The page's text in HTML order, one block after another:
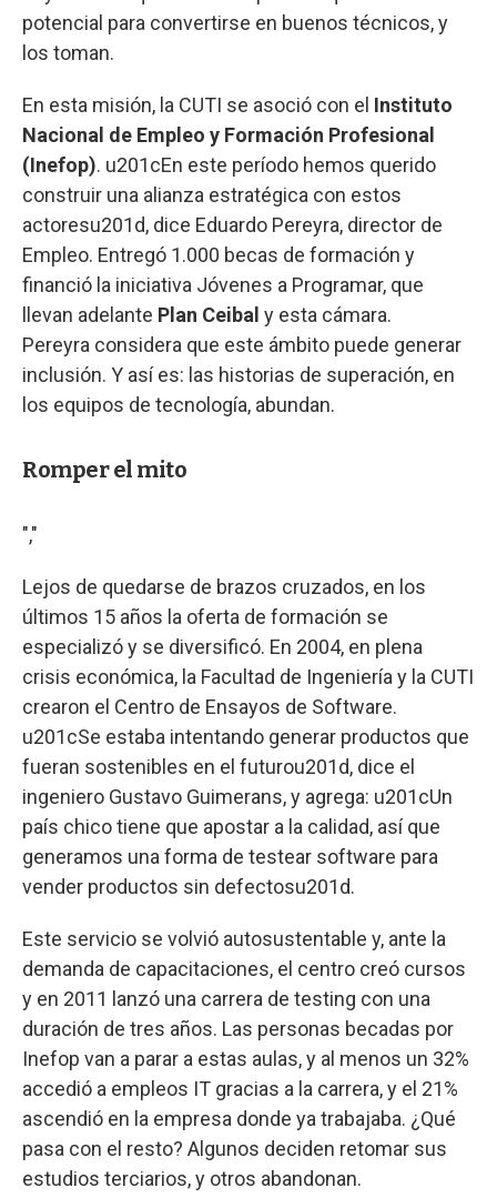
potencial para convertirse en buenos técnicos, y
los toman.
En esta misión, la CUTI se asoció con el Instituto
Nacional de Empleo y Formación Profesional
(Inefop). u201cEn este período hemos querido
construir una alianza estratégica con estos
actoresu201d, dice Eduardo Pereyra, director de
Empleo. Entregó 1.000 becas de formación y
financió la iniciativa Jóvenes a Programar, que
llevan adelante Plan Ceibal y esta cámara.
Pereyra considera que este ámbito puede generar
inclusión. Y así es: las historias de superación, en
los equipos de tecnología, abundan.
Romper el mito
","
Lejos de quedarse de brazos cruzados, en los
últimos 15 años la oferta de formación se
especializó y se diversificó. En 2004, en plena
crisis económica, la Facultad de Ingeniería y la CUTI
crearon el Centro de Ensayos de Software.
u201cSe estaba intentando generar productos que
fueran sostenibles en el futurou201d, dice el
ingeniero Gustavo Guimerans, y agrega: u201cUn
país chico tiene que apostar a la calidad, así que
generamos una forma de testear software para
vender productos sin defectosu201d.
Este servicio se volvió autosustentable y, ante la
demanda de capacitaciones, el centro creó cursos
y en 2011 lanzó una carrera de testing con una
duración de tres años. Las personas becadas por
Inefop van a parar a estas aulas, y al menos un 32%
accedió a empleos IT gracias a la carrera, y el 21%
ascendió en la empresa donde ya trabajaba. ¿Qué
pasa con el resto? Algunos deciden retomar sus
estudios terciarios, y otros abandonan.